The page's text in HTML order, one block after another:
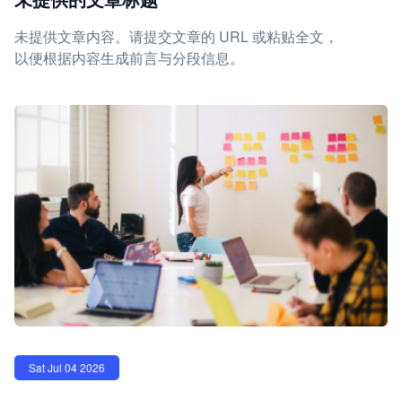
未提供文章内容。请提交文章的 URL 或粘贴全文，
以便根据内容生成前言与分段信息。
Sat Jul 04 2026